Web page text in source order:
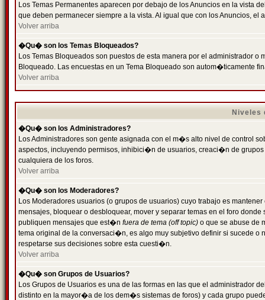
Los Temas Permanentes aparecen por debajo de los Anuncios en la
que deben permanecer siempre a la vista. Al igual que con los Anuncios,
Volver arriba
�Qu� son los Temas Bloqueados?
Los Temas Bloqueados son puestos de esta manera por el administrador
Bloqueado. Las encuestas en un Tema Bloqueado son autom�ticamente
Volver arriba
Niveles
�Qu� son los Administradores?
Los Administradores son gente asignada con el m�s alto nivel de control
aspectos, incluyendo permisos, inhibici�n de usuarios, creaci�n de
cualquiera de los foros.
Volver arriba
�Qu� son los Moderadores?
Los Moderadores usuarios (o grupos de usuarios) cuyo trabajo es
mensajes, bloquear o desbloquear, mover y separar temas en el foro
publiquen mensajes que est�n fuera de tema (off topic) o que se abuse de
tema original de la conversaci�n, es algo muy subjetivo definir si sucede
respetarse sus decisiones sobre esta cuesti�n.
Volver arriba
�Qu� son Grupos de Usuarios?
Los Grupos de Usuarios es una de las formas en las que el administrador
distinto en la mayor�a de los dem�s sistemas de foros) y cada grupo